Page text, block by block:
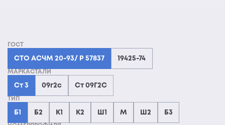
ГОСТ
СТО АСЧМ 20-93/ Р 57837 19425-74
МАРКАСТАЛИ
Ст 3 09г2с Ст 09Г2С
ТИП
Б1 Б2 К1 К2 Ш1 М Ш2 Б3